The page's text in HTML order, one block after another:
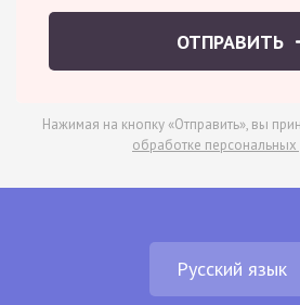
ОТПРАВИТЬ
Нажимая на кнопку «Отправить», вы
обработке
Русский язык